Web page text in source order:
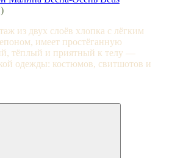
из двух слоёв хлопка с лёгким
имеет простёганную
тёплый и приятный к телу —
одежды: костюмов, свитшотов и